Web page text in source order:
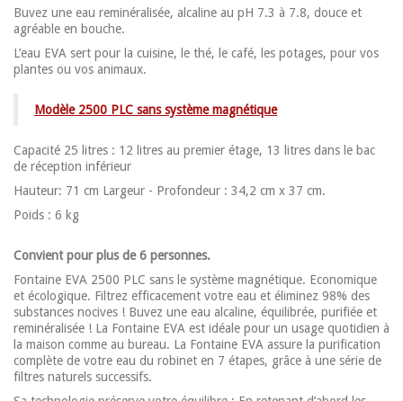
Buvez une eau reminéralisée, alcaline au pH 7.3 à 7.8, douce et
agréable en bouche.
L’eau EVA sert pour la cuisine, le thé, le café, les potages, pour vos
plantes ou vos animaux.
Modèle 2500 PLC sans système magnétique
Capacité 25 litres : 12 litres au premier étage, 13 litres dans le bac
de réception inférieur
Hauteur: 71 cm Largeur - Profondeur : 34,2 cm x 37 cm.
Poids : 6 kg
Convient pour plus de 6 personnes.
Fontaine EVA 2500 PLC sans le système magnétique. Economique
et écologique. Filtrez efficacement votre eau et éliminez 98% des
substances nocives ! Buvez une eau alcaline, équilibrée, purifiée et
reminéralisée ! La Fontaine EVA est idéale pour un usage quotidien à
la maison comme au bureau. La Fontaine EVA assure la purification
complète de votre eau du robinet en 7 étapes, grâce à une série de
filtres naturels successifs.